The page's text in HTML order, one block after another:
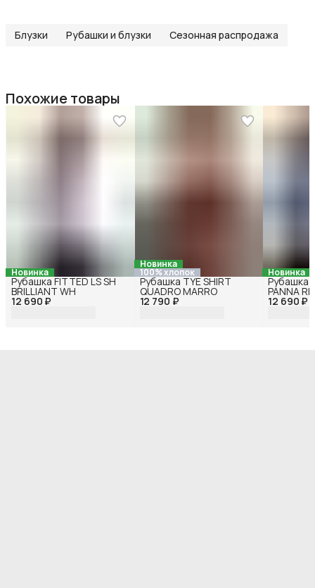
Блузки Рубашки и блузки Сезонная распродажа
Похожие товары
Новинка
12 690 ₽
Рубашка FITTED LS SH
BRILLIANT WH
Новинка
100% хлопок
12 790 ₽
Рубашка TYE SHIRT
QUADRO MARRO
Новинка
12 690 ₽
Рубашка
PANNA